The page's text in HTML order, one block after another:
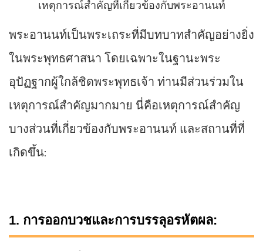
เหตุการณ์สำคัญที่เกี่ยวข้องกับพระอานนท์
พระอานนท์เป็นพระเถระที่มีบทบาทสำคัญอย่างยิ่ง
ในพระพุทธศาสนา โดยเฉพาะในฐานะพระ
อุปัฏฐากผู้ใกล้ชิดพระพุทธเจ้า ท่านมีส่วนร่วมใน
เหตุการณ์สำคัญมากมาย นี่คือเหตุการณ์สำคัญ
บางส่วนที่เกี่ยวข้องกับพระอานนท์ และสถานที่ที่
เกิดขึ้น:
1. การออกบวชและการบรรลุอรหัตผล: